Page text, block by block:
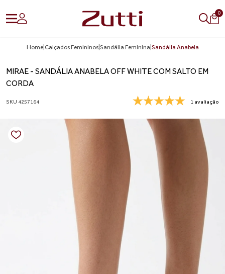
0
Home| Calçados Femininos| Sandália Feminina Sandália Anabela
MIRAE - SANDÁLIA ANABELA OFF WHITE COM SALTO EM
CORDA
SKU 4257164 1 avaliação